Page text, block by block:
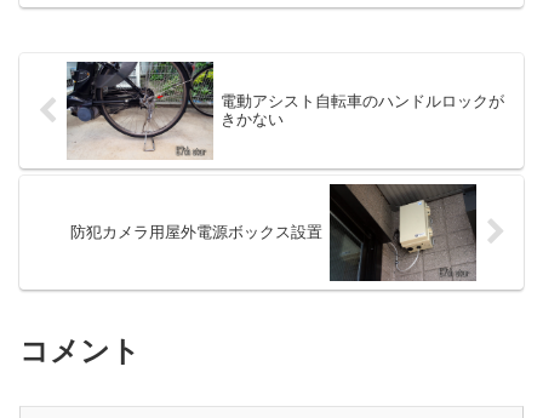
電動アシスト自転車のハンドルロックが
きかない
防犯カメラ用屋外電源ボックス設置
コメント